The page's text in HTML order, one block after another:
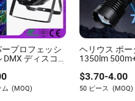
プロフェッシ
DMX ディスコ
6in1 ステージブ
PAR カン
ト
ム (MOQ)
ヘリウス ポ
1350lm
レンジ 強力
ランタン 充
可能 タクティ
フラッシュラ
$3.70-4.00
50 ピース (MOQ)